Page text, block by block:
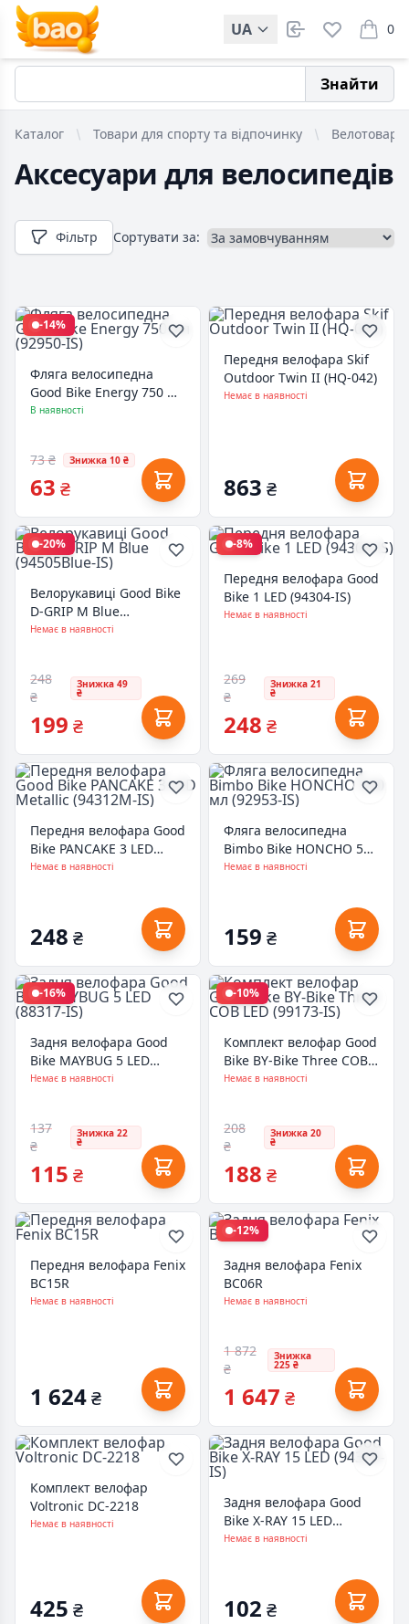
UA 0
items
Знайти
Каталог Товари для спорту та відпочинку Велотовари
Аксесуари для велосипедів
Фільтр Сортувати за:
-14%
Фляга велосипедна
Good Bike Energy 750 мл
(92950-IS)
В наявності
73 ₴ Знижка 10 ₴
63 ₴
Передня велофара Skif
Outdoor Twin II (HQ-042)
Немає в наявності
863 ₴
-20%
Велорукавиці Good Bike
D-GRIP М Blue
(94505Blue-IS)
Немає в наявності
248
₴
Знижка 49
₴
199 ₴
-8%
Передня велофара Good
Bike 1 LED (94304-IS)
Немає в наявності
269
₴
Знижка 21
₴
248 ₴
Передня велофара Good
Bike PANCAKE 3 LED
Metallic (94312M-IS)
Немає в наявності
248 ₴
Фляга велосипедна
Bimbo Bike HONCHO 500
мл (92953-IS)
Немає в наявності
159 ₴
-16%
Задня велофара Good
Bike MAYBUG 5 LED
(88317-IS)
Немає в наявності
137
₴
Знижка 22
₴
115 ₴
-10%
Комплект велофар Good
Bike BY-Bike Three COB
LED (99173-IS)
Немає в наявності
208
₴
Знижка 20
₴
188 ₴
Передня велофара Fenix
BC15R
Немає в наявності
1 624₴
-12%
Задня велофара Fenix
BC06R
Немає в наявності
1 872
₴
Знижка
225 ₴
1 647 ₴
Комплект велофар
Voltronic DC-2218
Немає в наявності
425 ₴
Задня велофара Good
Bike X-RAY 15 LED
(94326-IS)
Немає в наявності
102 ₴